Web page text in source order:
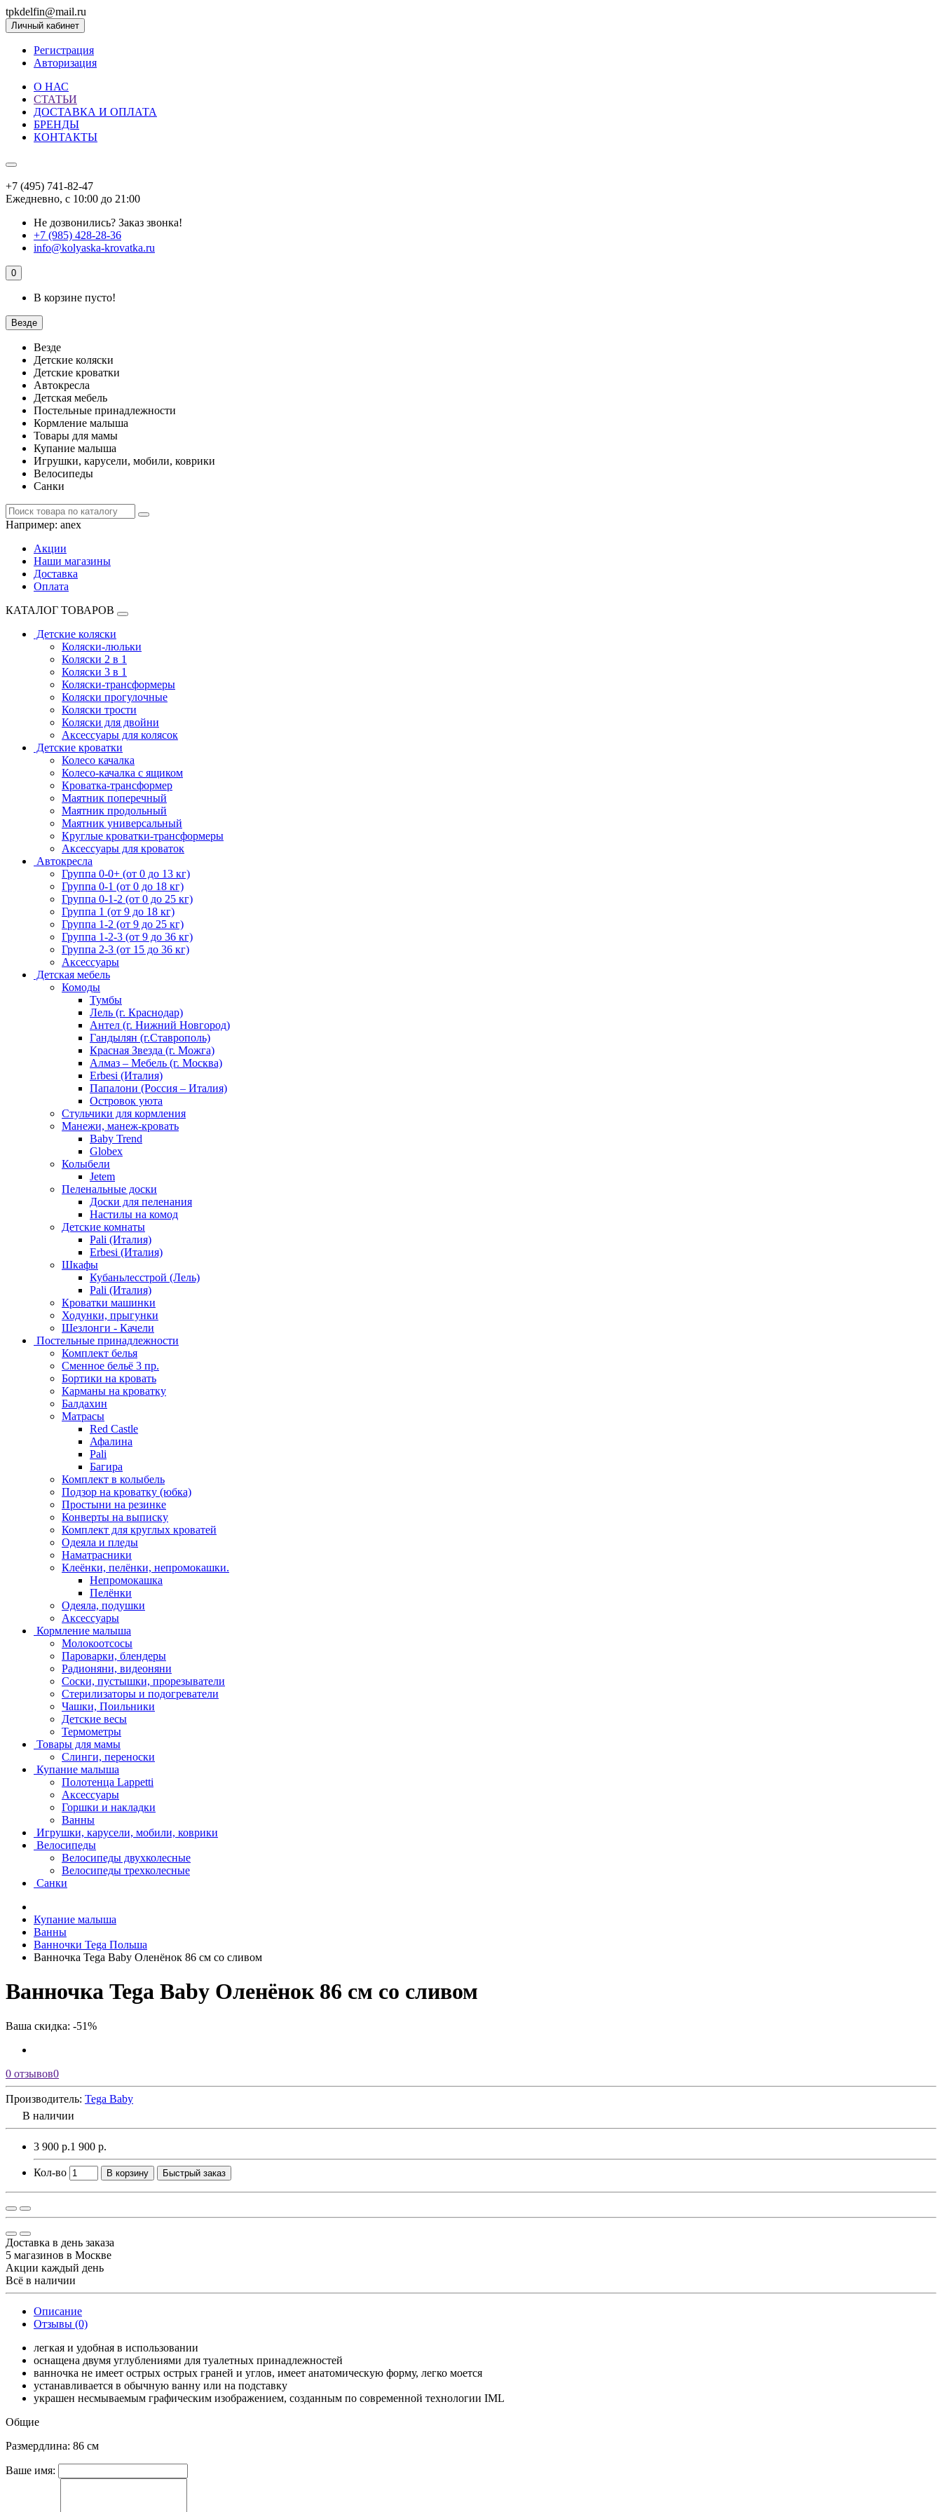
tpkdelfin@mail.ru
Личный кабинет
Регистрация
Авторизация
О НАС
СТАТЬИ
ДОСТАВКА И ОПЛАТА
БРЕНДЫ
КОНТАКТЫ
+7 (495) 741-82-47
Ежедневно, с 10:00 до 21:00
Не дозвонились? Заказ звонка!
+7 (985) 428-28-36
info@kolyaska-krovatka.ru
0
В корзине пусто!
Везде
Везде
Детские коляски
Детские кроватки
Автокресла
Детская мебель
Постельные принадлежности
Кормление малыша
Товары для мамы
Купание малыша
Игрушки, карусели, мобили, коврики
Велосипеды
Санки
Например: anex
Акции
Наши магазины
Доставка
Оплата
КАТАЛОГ ТОВАРОВ
Детские коляски
Коляски-люльки
Коляски 2 в 1
Коляски 3 в 1
Коляски-трансформеры
Коляски прогулочные
Коляски трости
Коляски для двойни
Аксессуары для колясок
Детские кроватки
Колесо качалка
Колесо-качалка с ящиком
Кроватка-трансформер
Маятник поперечный
Маятник продольный
Маятник универсальный
Круглые кроватки-трансформеры
Аксессуары для кроваток
Автокресла
Группа 0-0+ (от 0 до 13 кг)
Группа 0-1 (от 0 до 18 кг)
Группа 0-1-2 (от 0 до 25 кг)
Группа 1 (от 9 до 18 кг)
Группа 1-2 (от 9 до 25 кг)
Группа 1-2-3 (от 9 до 36 кг)
Группа 2-3 (от 15 до 36 кг)
Аксессуары
Детская мебель
Комоды
Тумбы
Лель (г. Краснодар)
Антел (г. Нижний Новгород)
Гандылян (г.Ставрополь)
Красная Звезда (г. Можга)
Алмаз – Мебель (г. Москва)
Erbesi (Италия)
Папалони (Россия – Италия)
Островок уюта
Стульчики для кормления
Манежи, манеж-кровать
Baby Trend
Globex
Колыбели
Jetem
Пеленальные доски
Доски для пеленания
Настилы на комод
Детские комнаты
Pali (Италия)
Erbesi (Италия)
Шкафы
Кубаньлесстрой (Лель)
Pali (Италия)
Кроватки машинки
Ходунки, прыгунки
Шезлонги - Качели
Постельные принадлежности
Комплект белья
Сменное бельё 3 пр.
Бортики на кровать
Карманы на кроватку
Балдахин
Матрасы
Red Castle
Афалина
Pali
Багира
Комплект в колыбель
Подзор на кроватку (юбка)
Простыни на резинке
Конверты на выписку
Комплект для круглых кроватей
Одеяла и пледы
Наматрасники
Клеёнки, пелёнки, непромокашки.
Непромокашка
Пелёнки
Одеяла, подушки
Аксессуары
Кормление малыша
Молокоотсосы
Пароварки, блендеры
Радионяни, видеоняни
Соски, пустышки, прорезыватели
Стерилизаторы и подогреватели
Чашки, Поильники
Детские весы
Термометры
Товары для мамы
Слинги, переноски
Купание малыша
Полотенца Lappetti
Аксессуары
Горшки и накладки
Ванны
Игрушки, карусели, мобили, коврики
Велосипеды
Велосипеды двухколесные
Велосипеды трехколесные
Санки
Купание малыша
Ванны
Ванночки Tega Польша
Ванночка Tega Baby Оленёнок 86 см со сливом
Ванночка Tega Baby Оленёнок 86 см со сливом
Ваша скидка: -51%
0 отзывов0
Производитель: Tega Baby
В наличии
3 900 р.1 900 р.
Кол-во В корзину Быстрый заказ
Доставка в день заказа
5 магазинов в Москве
Акции каждый день
Всё в наличии
Описание
Отзывы (0)
легкая и удобная в использовании
оснащена двумя углублениями для туалетных принадлежностей
ванночка не имеет острых острых граней и углов, имеет анатомическую форму, легко моется
устанавливается в обычную ванну или на подставку
украшен несмываемым графическим изображением, созданным по современной технологии IML
Общие
Размердлина: 86 см
Ваше имя: